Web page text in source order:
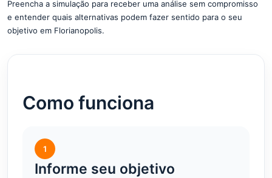
Preencha a simulação para receber uma análise sem compromisso
e entender quais alternativas podem fazer sentido para o seu
objetivo em Florianopolis.
Como funciona
1
Informe seu objetivo